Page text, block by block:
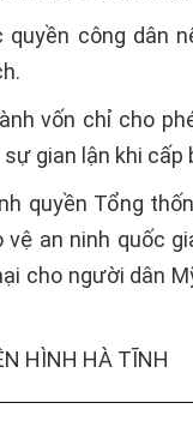
quyền công dân
vốn chỉ cho
gian lận khi cấp
quyền Tổng
an ninh quốc
cho người dân
HÌNH HÀ TĨNH